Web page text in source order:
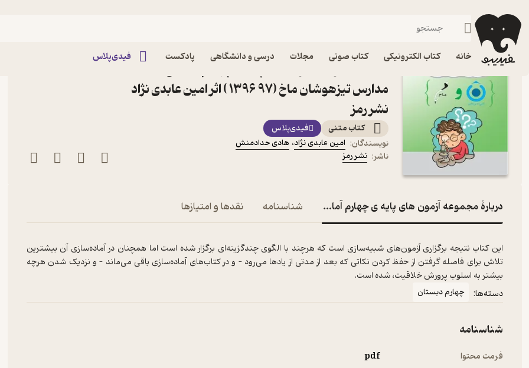
خانه کتاب الکترونیکی کتاب صوتی مجلات درسی و دانشگاهی پادکست فیدی‌پلاس
فیدیبو کتاب درسی، کتاب کمک درسی
مدارس تیزهوشان ماخ (97 1396 ) اثر امین عابدی نژاد
نشر رمز
کتاب متنی
فیدی‌پلاس
نویسندگان: امین عابدی نژاد، هادی حدادمنش
ناشر: نشر رمز
دربارۀ مجموعه آزمون های پایه ی چهارم آمادگی مدارس تیزهوشان ماخ (97 1396 )
شناسنامه نقدها و امتیازها
این کتاب نتیجه برگزاری آزمون‌های شبیه‌سازی است که هرچند با الگوی چندگزینه‌ای برگزار شده است اما همچنان در آماده‌سازی آن بیشترین
تلاش برای فاصله گرفتن از حفظ کردن نکاتی که بعد از مدتی از یادها می‌رود – و در کتاب‌های آماده‌سازی باقی می‌ماند – و نزدیک شدن هرچه
بیشتر به اسلوب پرورش خلاقیت، شده است.
دسته‌ها: چهارم دبستان
شناسنامه
فرمت محتوا pdf